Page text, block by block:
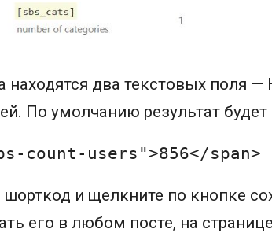
два текстовых поля
По умолчанию результат
count-users">856</span>
шорткод и щелкните по кнопке
его в любом посте, на